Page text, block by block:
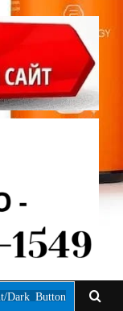
Dark Button